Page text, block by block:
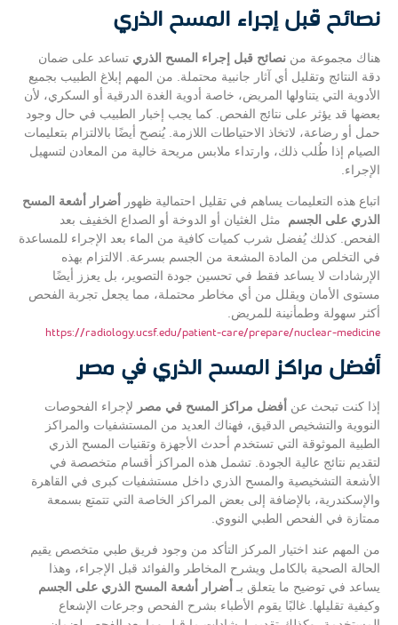
نصائح قبل إجراء المسح الذري
هناك مجموعة من نصائح قبل إجراء المسح الذري تساعد على ضمان
دقة النتائج وتقليل أي آثار جانبية محتملة. من المهم إبلاغ الطبيب بجميع
الأدوية التي يتناولها المريض، خاصة أدوية الغدة الدرقية أو السكري، لأن
بعضها قد يؤثر على نتائج الفحص. كما يجب إخبار الطبيب في حال وجود
حمل أو رضاعة، لاتخاذ الاحتياطات اللازمة. يُنصح أيضًا بالالتزام بتعليمات
الصيام إذا طُلب ذلك، وارتداء ملابس مريحة خالية من المعادن لتسهيل
الإجراء.
اتباع هذه التعليمات يساهم في تقليل احتمالية ظهور
أضرار أشعة المسح
الذري على الجسم
مثل الغثيان أو الدوخة أو الصداع الخفيف بعد
الفحص. كذلك يُفضل شرب كميات كافية من الماء بعد الإجراء للمساعدة
في التخلص من المادة المشعة من الجسم بسرعة. الالتزام بهذه
الإرشادات لا يساعد فقط في تحسين جودة التصوير، بل يعزز أيضًا
مستوى الأمان ويقلل من أي مخاطر محتملة، مما يجعل تجربة الفحص
أكثر سهولة وطمأنينة للمريض.
https://radiology.ucsf.edu/patient-care/prepare/nuclear-medicine
أفضل مراكز المسح الذري في مصر
إذا كنت تبحث عن أفضل مراكز المسح في مصر لإجراء الفحوصات
النووية والتشخيص الدقيق، فهناك العديد من المستشفيات والمراكز
الطبية الموثوقة التي تستخدم أحدث الأجهزة وتقنيات المسح الذري
لتقديم نتائج عالية الجودة. تشمل هذه المراكز أقسام متخصصة في
الأشعة التشخيصية والمسح الذري داخل مستشفيات كبرى في القاهرة
والإسكندرية، بالإضافة إلى بعض المراكز الخاصة التي تتمتع بسمعة
ممتازة في الفحص الطبي النووي.
من المهم عند اختيار المركز التأكد من وجود فريق طبي متخصص يقيم
الحالة الصحية بالكامل ويشرح المخاطر والفوائد قبل الإجراء، وهذا
يساعد في توضيح ما يتعلق بـ أضرار أشعة المسح الذري على الجسم
وكيفية تقليلها. غالبًا يقوم الأطباء بشرح الفحص وجرعات الإشعاع